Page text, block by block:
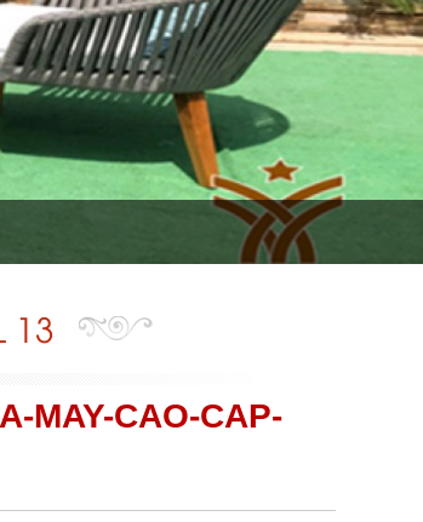
13
MAY-CAO-CAP-